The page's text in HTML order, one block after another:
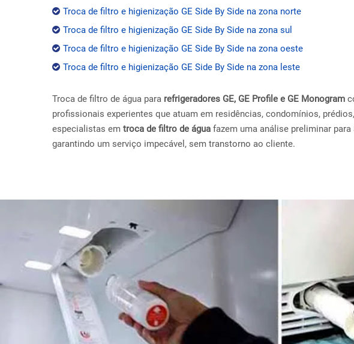
Troca de filtro e higienização GE Side By Side na zona norte
Troca de filtro e higienização GE Side By Side na zona sul
Troca de filtro e higienização GE Side By Side na zona oeste
Troca de filtro e higienização GE Side By Side na zona leste
Troca de filtro de água para refrigeradores GE, GE Profile e GE Monogram
profissionais experientes que atuam em residências, condomínios,
especialistas em troca de filtro de água fazem uma análise preliminar
garantindo um serviço impecável, sem transtorno ao cliente.